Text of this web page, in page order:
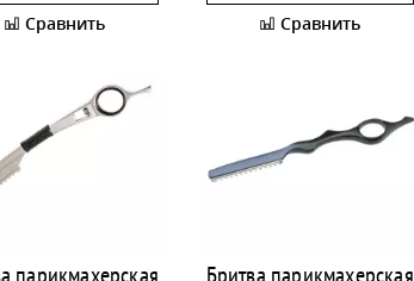
Сравнить Сравнить